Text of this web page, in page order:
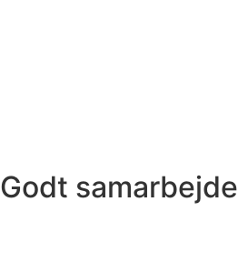
Godt samarbejde